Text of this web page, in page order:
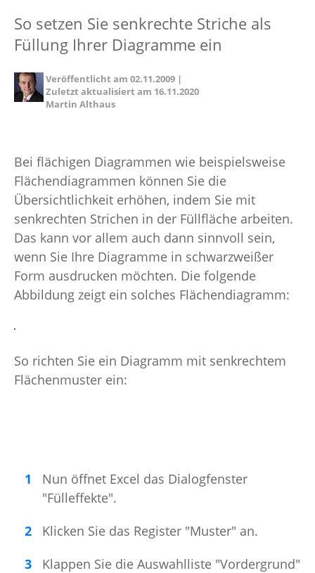
So setzen Sie senkrechte Striche als
Füllung Ihrer Diagramme ein
Veröffentlicht am02.11.2009 |
Zuletzt aktualisiert am 16.11.2020
Martin Althaus
Bei flächigen Diagrammen wie beispielsweise
Flächendiagrammen können Sie die
Übersichtlichkeit erhöhen, indem Sie mit
senkrechten Strichen in der Füllfläche arbeiten.
Das kann vor allem auch dann sinnvoll sein,
wenn Sie Ihre Diagramme in schwarzweißer
Form ausdrucken möchten. Die folgende
Abbildung zeigt ein solches Flächendiagramm:
So richten Sie ein Diagramm mit senkrechtem
Flächenmuster ein:
Nun öffnet Excel das Dialogfenster
"Fülleffekte".
Klicken Sie das Register "Muster" an.
Klappen Sie die Auswahlliste "Vordergrund"